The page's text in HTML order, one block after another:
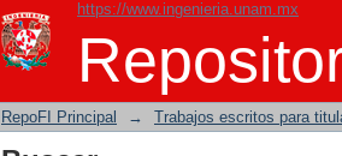
https://www.ingenieria.unam.mx
Buscar
RepoFI Principal → Trabajos escritos para